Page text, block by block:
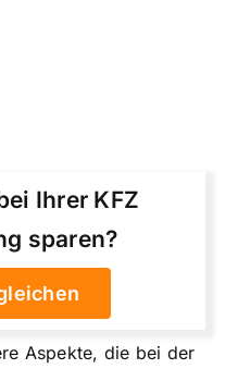
Ihrer KFZ
sparen?
Aspekte, die bei der